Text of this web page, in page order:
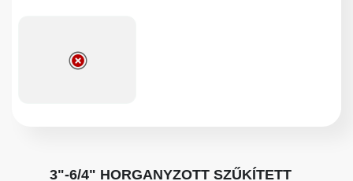
3"-6/4" HORGANYZOTT SZŰKÍTETT